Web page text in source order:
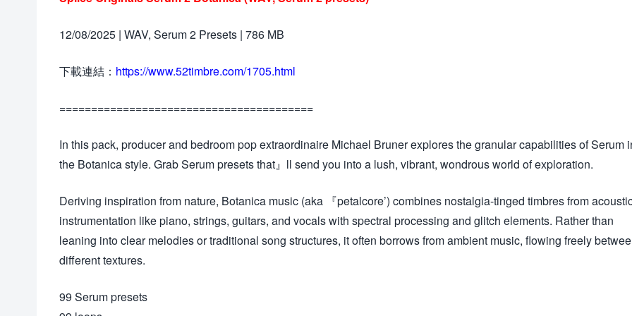
12/08/2025 | WAV, Serum 2 Presets | 786 MB
下載連結： https://www.52timbre.com/1705.html
========================================
In this pack, producer and bedroom pop extraordinaire Michael Bruner explores the granular capabilities of Serum
the Botanica style. Grab Serum presets that』ll send you into a lush, vibrant, wondrous world of exploration.
Deriving inspiration from nature, Botanica music (aka 『petalcore’) combines nostalgia-tinged timbres from
instrumentation like piano, strings, guitars, and vocals with spectral processing and glitch elements. Rather than
leaning into clear melodies or traditional song structures, it often borrows from ambient music, flowing freely
different textures.
99 Serum presets